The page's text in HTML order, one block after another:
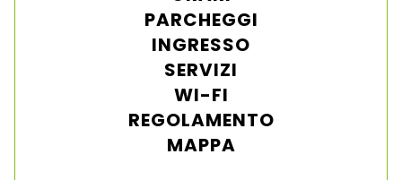
PARCHEGGI
INGRESSO
SERVIZI
WI-FI
REGOLAMENTO
MAPPA